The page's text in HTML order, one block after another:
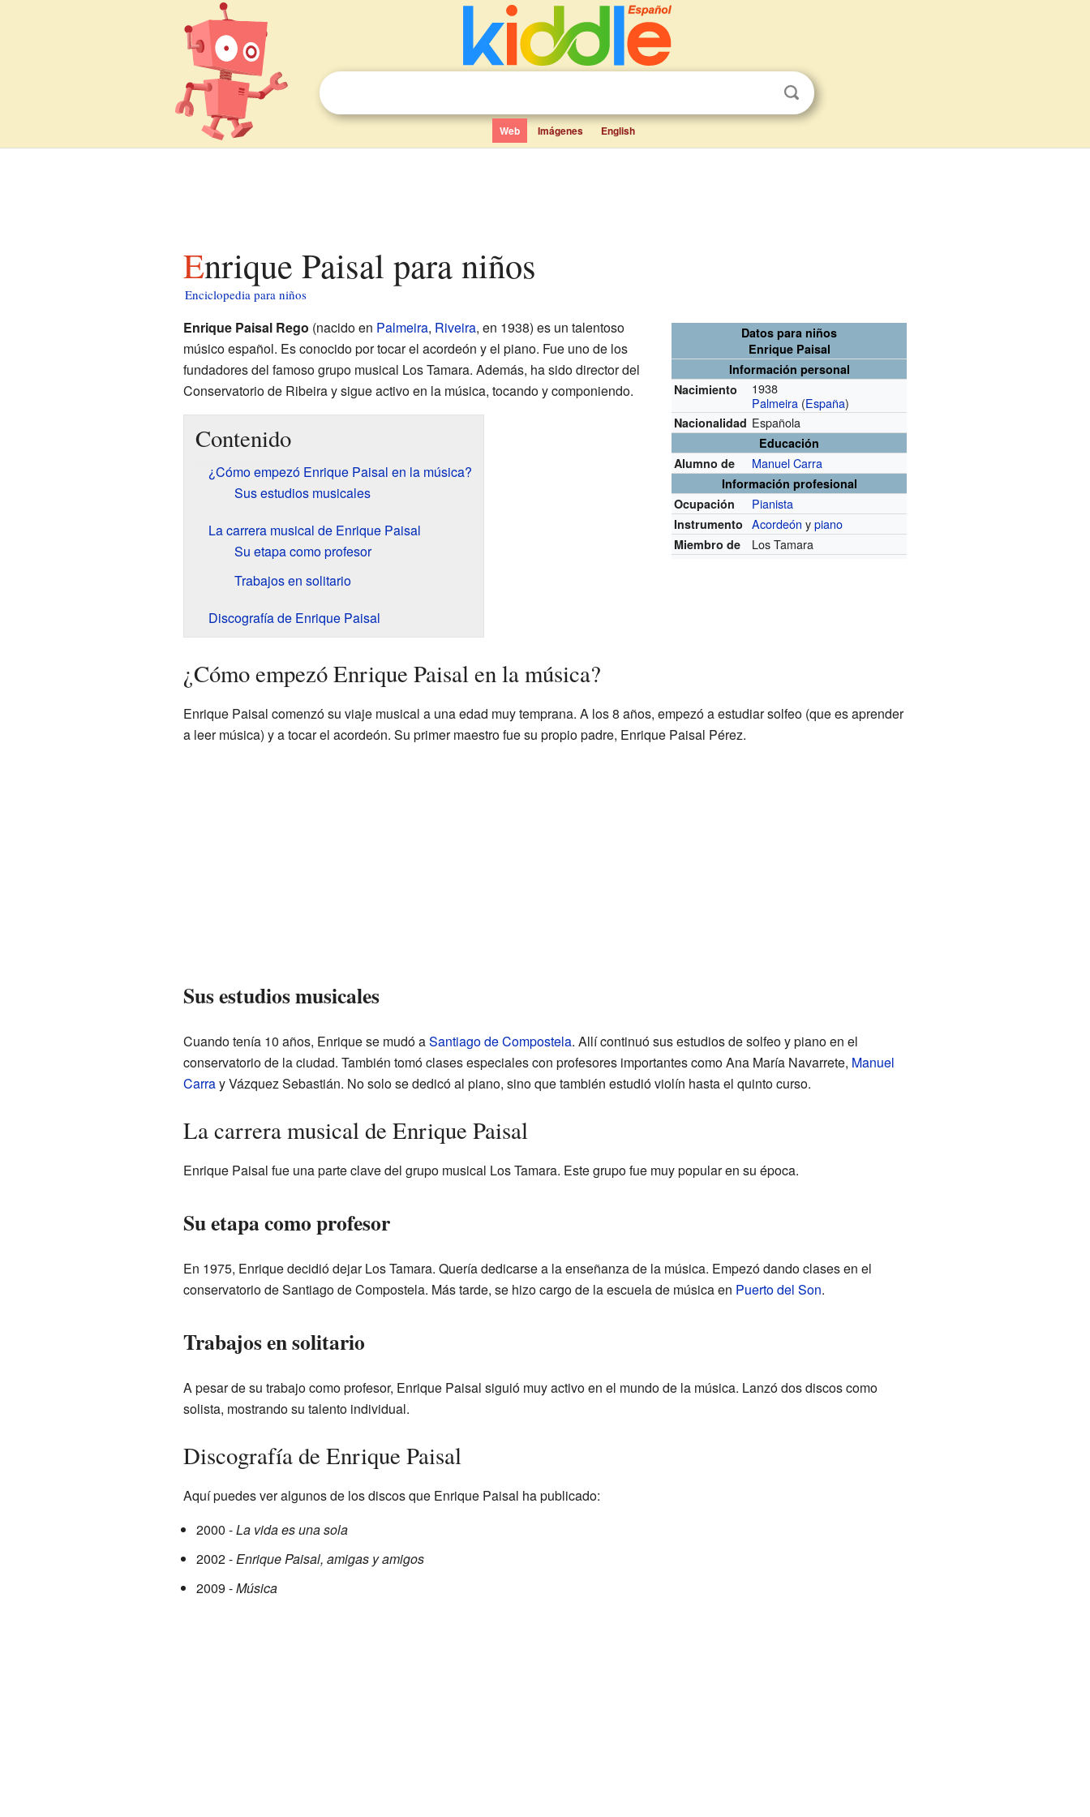
Web Imágenes English
Enrique Paisal para niños
Enciclopedia para niños
Datos para niños
Enrique Paisal
Información personal
Nacimiento
1938
Palmeira (España)
Nacionalidad Española
Educación
Alumno de
Manuel Carra
Información profesional
Ocupación
Pianista
Instrumento Acordeón ypiano
Miembro de Los Tamara
Enrique Paisal Rego (nacido en Palmeira, Riveira, en 1938) es un talentoso
músico español. Es conocido por tocar el acordeón y el piano. Fue uno de los
fundadores del famoso grupo musical Los Tamara. Además, ha sido director del
Conservatorio de Ribeira y sigue activo en la música, tocando y componiendo.
Contenido
¿Cómo empezó Enrique Paisal en la música?
Sus estudios musicales
La carrera musical de Enrique Paisal
Su etapa como profesor
Trabajos en solitario
Discografía de Enrique Paisal
¿Cómo empezó Enrique Paisal en la música?
Enrique Paisal comenzó su viaje musical a una edad muy temprana. A los 8 años, empezó a estudiar solfeo (que es aprender
a leer música) y a tocar el acordeón. Su primer maestro fue su propio padre, Enrique Paisal Pérez.
Sus estudios musicales
Cuando tenía 10 años, Enrique se mudó aSantiago de Compostela. Allí continuó sus estudios de solfeo y piano en el
conservatorio de la ciudad. También tomó clases especiales con profesores importantes como Ana María Navarrete, Manuel
Carray Vázquez Sebastián. No solo se dedicó al piano, sino que también estudió violín hasta el quinto curso.
La carrera musical de Enrique Paisal
Enrique Paisal fue una parte clave del grupo musical Los Tamara. Este grupo fue muy popular en su época.
Su etapa como profesor
En 1975, Enrique decidió dejar Los Tamara. Quería dedicarse a la enseñanza de la música. Empezó dando clases en el
conservatorio de Santiago de Compostela. Más tarde, se hizo cargo de la escuela de música en Puerto del Son.
Trabajos en solitario
A pesar de su trabajo como profesor, Enrique Paisal siguió muy activo en el mundo de la música. Lanzó dos discos como
solista, mostrando su talento individual.
Discografía de Enrique Paisal
Aquí puedes ver algunos de los discos que Enrique Paisal ha publicado:
2000 -La vida es una sola
2002 -Enrique Paisal, amigas y amigos
2009 -Música